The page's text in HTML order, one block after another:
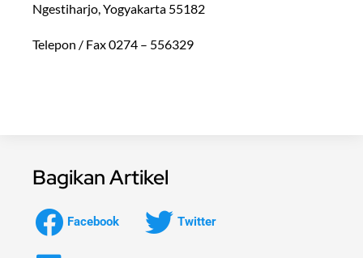
Ngestiharjo, Yogyakarta 55182
Telepon / Fax 0274 – 556329
Bagikan Artikel
Facebook Twitter